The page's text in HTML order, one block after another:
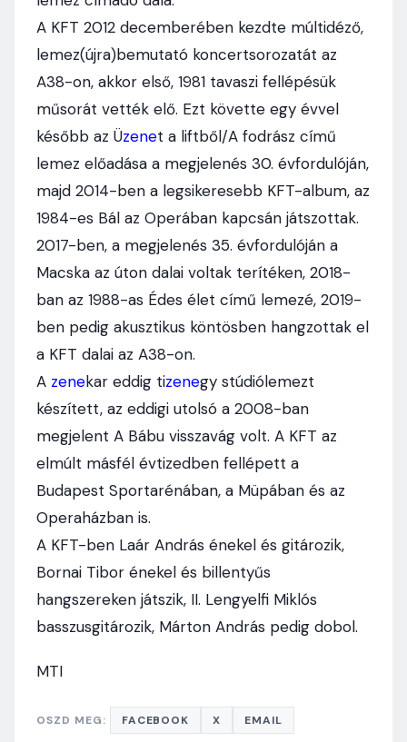
A KFT 2012 decemberében kezdte múltidéző,
lemez(újra)bemutató koncertsorozatát az
A38-on, akkor első, 1981 tavaszi fellépésük
műsorát vették elő. Ezt követte egy évvel
később az Üzenet a liftből/A fodrász című
lemez előadása a megjelenés 30. évfordulóján,
majd 2014-ben a legsikeresebb KFT-album, az
1984-es Bál az Operában kapcsán játszottak.
2017-ben, a megjelenés 35. évfordulóján a
Macska az úton dalai voltak terítéken, 2018-
ban az 1988-as Édes élet című lemezé, 2019-
ben pedig akusztikus köntösben hangzottak el
a KFT dalai az A38-on.
A zenekar eddig tizenegy stúdiólemezt
készített, az eddigi utolsó a 2008-ban
megjelent A Bábu visszavág volt. A KFT az
elmúlt másfél évtizedben fellépett a
Budapest Sportarénában, a Müpában és az
Operaházban is.
A KFT-ben Laár András énekel és gitározik,
Bornai Tibor énekel és billentyűs
hangszereken játszik, II. Lengyelfi Miklós
basszusgitározik, Márton András pedig dobol.
MTI
OSZD MEG: FACEBOOK X EMAIL